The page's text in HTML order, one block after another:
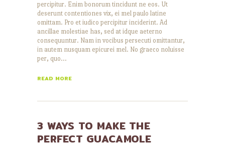
percipitur. Enim bonorum tincidunt ne eos. Ut
deserunt contentiones vix, ei mel paulo latine
omittam. Pro et iudico percipitur inciderint. Ad
ancillae molestiae has, sed at idque aeterno
consequuntur. Nam in vocibus persecuti omittantur,
in autem nusquam epicurei mel. No graeco noluisse
per, quo…
READ MORE
3 WAYS TO MAKE THE
PERFECT GUACAMOLE